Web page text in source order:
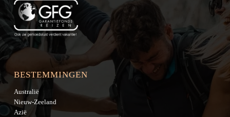
BESTEMMINGEN
Australië
Nieuw-Zeeland
Azië